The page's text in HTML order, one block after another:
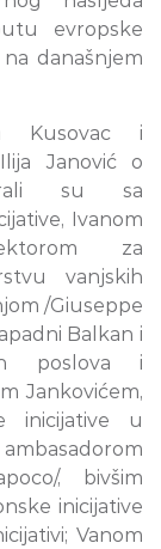
evropske
današnjem
Kusovac i
Janović o
su sa
Ivanom
za
vanjskih
/Giuseppe
Balkan i
poslova i
Jankovićem,
inicijative u
, bivšim
inicijative
Vanom